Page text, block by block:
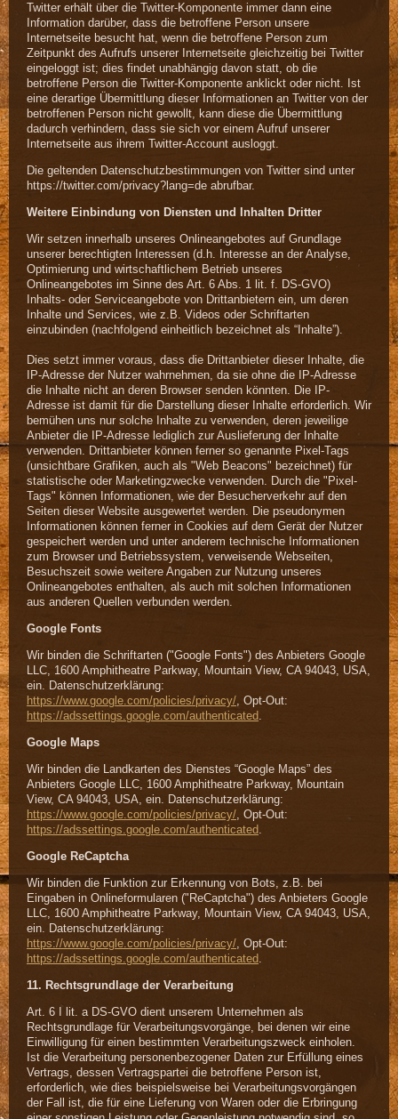
Twitter erhält über die Twitter-Komponente immer dann eine
Information darüber, dass die betroffene Person unsere
Internetseite besucht hat, wenn die betroffene Person zum
Zeitpunkt des Aufrufs unserer Internetseite gleichzeitig bei Twitter
eingeloggt ist; dies findet unabhängig davon statt, ob die
betroffene Person die Twitter-Komponente anklickt oder nicht. Ist
eine derartige Übermittlung dieser Informationen an Twitter von der
betroffenen Person nicht gewollt, kann diese die Übermittlung
dadurch verhindern, dass sie sich vor einem Aufruf unserer
Internetseite aus ihrem Twitter-Account ausloggt.
Die geltenden Datenschutzbestimmungen von Twitter sind unter
https://twitter.com/privacy?lang=de abrufbar.
Weitere Einbindung von Diensten und Inhalten Dritter
Wir setzen innerhalb unseres Onlineangebotes auf Grundlage
unserer berechtigten Interessen (d.h. Interesse an der Analyse,
Optimierung und wirtschaftlichem Betrieb unseres
Onlineangebotes im Sinne des Art. 6 Abs. 1 lit. f. DS-GVO)
Inhalts- oder Serviceangebote von Drittanbietern ein, um deren
Inhalte und Services, wie z.B. Videos oder Schriftarten
einzubinden (nachfolgend einheitlich bezeichnet als “Inhalte”).
Dies setzt immer voraus, dass die Drittanbieter dieser Inhalte, die
IP-Adresse der Nutzer wahrnehmen, da sie ohne die IP-Adresse
die Inhalte nicht an deren Browser senden könnten. Die IP-
Adresse ist damit für die Darstellung dieser Inhalte erforderlich. Wir
bemühen uns nur solche Inhalte zu verwenden, deren jeweilige
Anbieter die IP-Adresse lediglich zur Auslieferung der Inhalte
verwenden. Drittanbieter können ferner so genannte Pixel-Tags
(unsichtbare Grafiken, auch als "Web Beacons" bezeichnet) für
statistische oder Marketingzwecke verwenden. Durch die "Pixel-
Tags" können Informationen, wie der Besucherverkehr auf den
Seiten dieser Website ausgewertet werden. Die pseudonymen
Informationen können ferner in Cookies auf dem Gerät der Nutzer
gespeichert werden und unter anderem technische Informationen
zum Browser und Betriebssystem, verweisende Webseiten,
Besuchszeit sowie weitere Angaben zur Nutzung unseres
Onlineangebotes enthalten, als auch mit solchen Informationen
aus anderen Quellen verbunden werden.
Google Fonts
Wir binden die Schriftarten ("Google Fonts") des Anbieters Google
LLC, 1600 Amphitheatre Parkway, Mountain View, CA 94043, USA,
ein. Datenschutzerklärung:
https://www.google.com/policies/privacy/, Opt-Out:
https://adssettings.google.com/authenticated.
Google Maps
Wir binden die Landkarten des Dienstes “Google Maps” des
Anbieters Google LLC, 1600 Amphitheatre Parkway, Mountain
View, CA 94043, USA, ein. Datenschutzerklärung:
https://www.google.com/policies/privacy/, Opt-Out:
https://adssettings.google.com/authenticated.
Google ReCaptcha
Wir binden die Funktion zur Erkennung von Bots, z.B. bei
Eingaben in Onlineformularen ("ReCaptcha") des Anbieters Google
LLC, 1600 Amphitheatre Parkway, Mountain View, CA 94043, USA,
ein. Datenschutzerklärung:
https://www.google.com/policies/privacy/, Opt-Out:
https://adssettings.google.com/authenticated.
11. Rechtsgrundlage der Verarbeitung
Art. 6 I lit. a DS-GVO dient unserem Unternehmen als
Rechtsgrundlage für Verarbeitungsvorgänge, bei denen wir eine
Einwilligung für einen bestimmten Verarbeitungszweck einholen.
Ist die Verarbeitung personenbezogener Daten zur Erfüllung eines
Vertrags, dessen Vertragspartei die betroffene Person ist,
erforderlich, wie dies beispielsweise bei Verarbeitungsvorgängen
der Fall ist, die für eine Lieferung von Waren oder die Erbringung